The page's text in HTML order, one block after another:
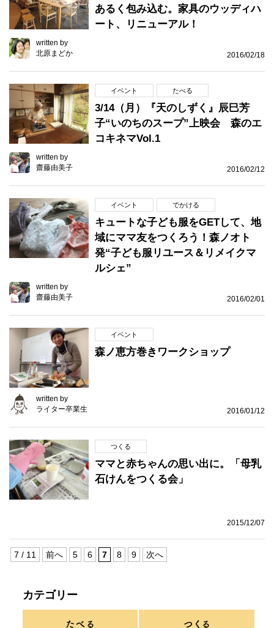
あるく包み込む。家具のウッディハ
ート、リニューアル！
written by
北原まどか
2016/02/18
イベント たべる
3/14（月）『天のしずく』辰巳芳
子“いのちのスープ”上映会 森のエ
コキネマVol.1
written by
齋藤由美子
2016/02/12
イベント でかける
キュートな子ども服をGETして、地
域にママ友をつくろう！森ノオト
発“子ども服リユース＆リメイクマ
ルシェ”
written by
齋藤由美子
2016/02/01
イベント
森ノ恵方巻きワークショップ
written by
ライター卒業生
2016/01/12
つくる
ママと赤ちゃんの思い出に。「母乳
石けんをつくる会」
2015/12/07
7 / 11 前へ 5 6 7 8 9 次へ
カテゴリー